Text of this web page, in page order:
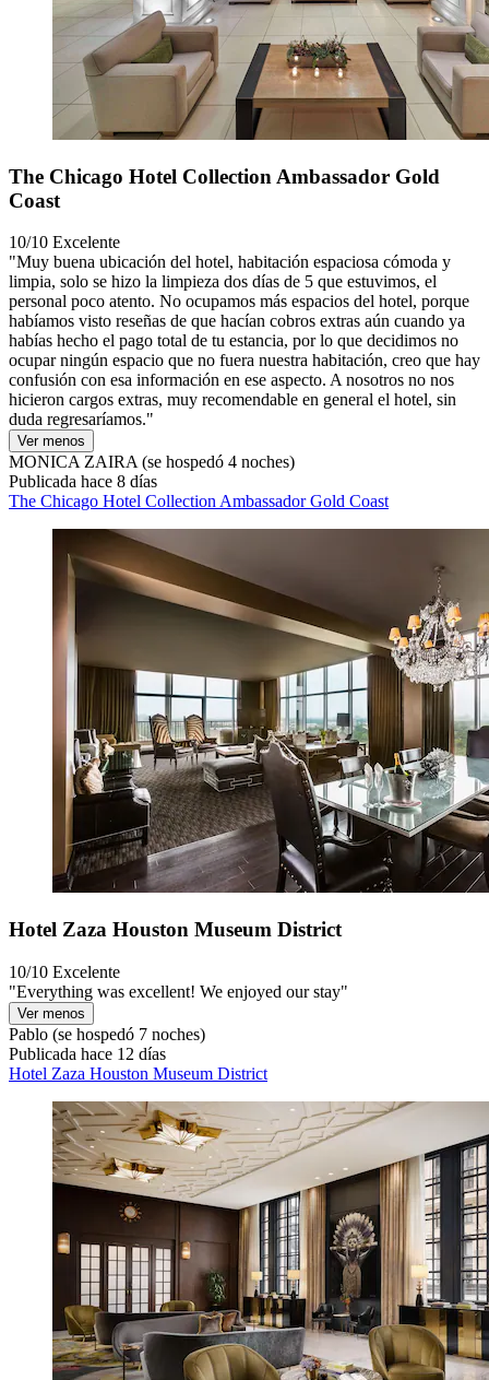
The Chicago Hotel Collection Ambassador Gold
Coast
10/10 Excelente
"Muy buena ubicación del hotel, habitación espaciosa cómoda y
limpia, solo se hizo la limpieza dos días de 5 que estuvimos, el
personal poco atento. No ocupamos más espacios del hotel, porque
habíamos visto reseñas de que hacían cobros extras aún cuando ya
habías hecho el pago total de tu estancia, por lo que decidimos no
ocupar ningún espacio que no fuera nuestra habitación, creo que hay
confusión con esa información en ese aspecto. A nosotros no nos
hicieron cargos extras, muy recomendable en general el hotel, sin
duda regresaríamos."
Ver menos
MONICA ZAIRA (se hospedó 4 noches)
Publicada hace 8 días
The Chicago Hotel Collection Ambassador Gold Coast
Hotel Zaza Houston Museum District
10/10 Excelente
"Everything was excellent! We enjoyed our stay"
Ver menos
Pablo (se hospedó 7 noches)
Publicada hace 12 días
Hotel Zaza Houston Museum District